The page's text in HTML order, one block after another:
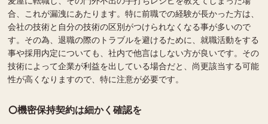
合、これが漏洩にあたります。特に前職での経験が長かった方は、
会社の技術と自分の技術の区別がつけられなくなる事が多いので
す。その為、退職の際のトラブルを避けるために、就職活動をする
事や採用内定についても、社内で他言はしない方が良いです。その
技術によって企業が利益を出している場合だと、尚更該当する可能
性が高くなりますので、特に注意が必要です。
機密保持契約は細かく確認を